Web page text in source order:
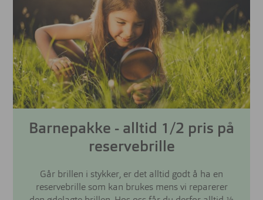
Barnepakke - alltid 1/2 pris på
reservebrille
Går brillen i stykker, er det alltid godt å ha en
reservebrille som kan brukes mens vi reparerer